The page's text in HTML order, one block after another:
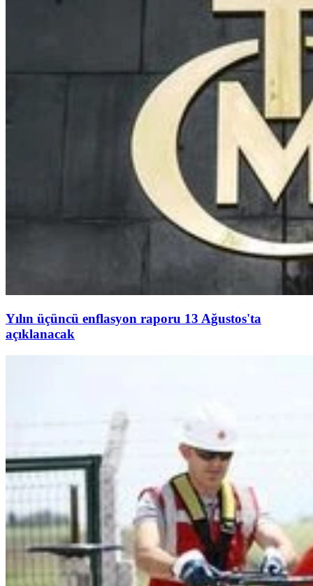
Yılın üçüncü enflasyon raporu 13 Ağustos'ta
açıklanacak